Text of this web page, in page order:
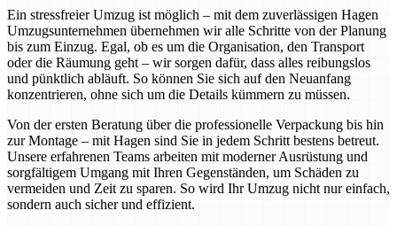
Ein stressfreier Umzug ist möglich – mit dem zuverlässigen Hagen
Umzugsunternehmen übernehmen wir alle Schritte von der Planung
bis zum Einzug. Egal, ob es um die Organisation, den Transport
oder die Räumung geht – wir sorgen dafür, dass alles reibungslos
und pünktlich abläuft. So können Sie sich auf den Neuanfang
konzentrieren, ohne sich um die Details kümmern zu müssen.
Von der ersten Beratung über die professionelle Verpackung bis hin
zur Montage – mit Hagen sind Sie in jedem Schritt bestens betreut.
Unsere erfahrenen Teams arbeiten mit moderner Ausrüstung und
sorgfältigem Umgang mit Ihren Gegenständen, um Schäden zu
vermeiden und Zeit zu sparen. So wird Ihr Umzug nicht nur einfach,
sondern auch sicher und effizient.